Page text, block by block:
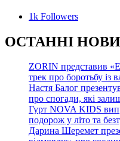
1k Followers
ОСТАННІ
ZORIN представив
трек про боротьбу із
Настя Балог
про спогади, які
Гурт NOVA KIDS
подорож у літо та
Дарина Шеремет